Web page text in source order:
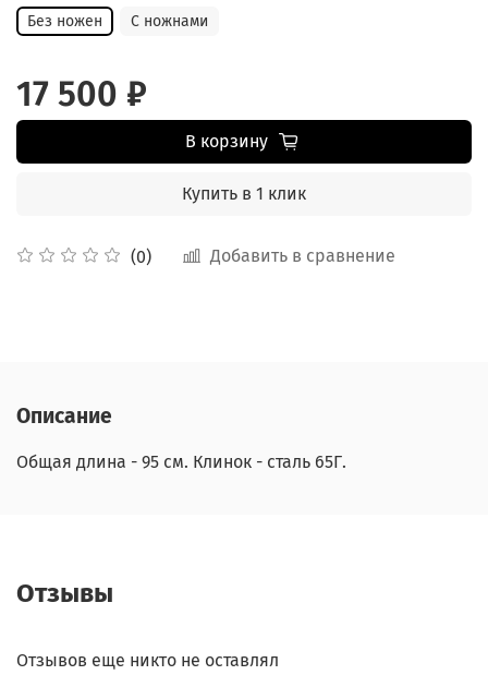
(0) Добавить в сравнение
Без ножен С ножнами
17 500 ₽
В корзину
Купить в 1 клик
Описание
Общая длина - 95 см. Клинок - сталь 65Г.
Отзывы
Отзывов еще никто не оставлял